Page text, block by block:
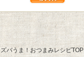
ズバうま！おつまみレシピTOP